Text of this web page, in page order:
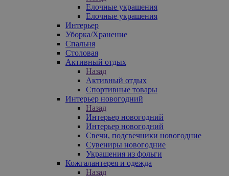
Елочные украшения
Елочные украшения
Интерьер
Уборка/Хранение
Спальня
Столовая
Активный отдых
Назад
Активный отдых
Спортивные товары
Интерьер новогодний
Назад
Интерьер новогодний
Интерьер новогодний
Свечи, подсвечники новогодние
Сувениры новогодние
Украшения из фольги
Кожгалантерея и одежда
Назад